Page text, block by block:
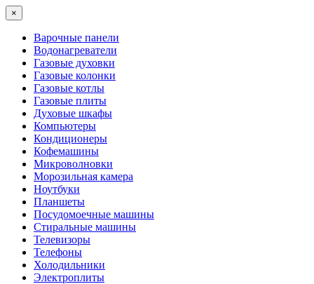
×
Варочные панели
Водонагреватели
Газовые духовки
Газовые колонки
Газовые котлы
Газовые плиты
Духовые шкафы
Компьютеры
Кондиционеры
Кофемашины
Микроволновки
Морозильная камера
Ноутбуки
Планшеты
Посудомоечные машины
Стиральные машины
Телевизоры
Телефоны
Холодильники
Электроплиты